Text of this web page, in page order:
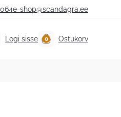
e-shop@scandagra.ee
Logi sisse Ostukorv